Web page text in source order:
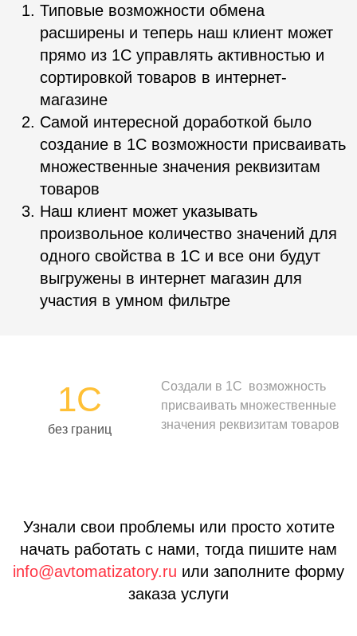
Типовые возможности обмена
расширены и теперь наш клиент может
прямо из 1С управлять активностью и
сортировкой товаров в интернет-
магазине
Самой интересной доработкой было
создание в 1С возможности присваивать
множественные значения реквизитам
товаров
Наш клиент может указывать
произвольное количество значений для
одного свойства в 1С и все они будут
выгружены в интернет магазин для
участия в умном фильтре
1С
без границ
Создали в 1С возможность
присваивать множественные
значения реквизитам товаров
Узнали свои проблемы или просто хотите
начать работать с нами, тогда пишите нам
info@avtomatizatory.ru или заполните форму
заказа услуги